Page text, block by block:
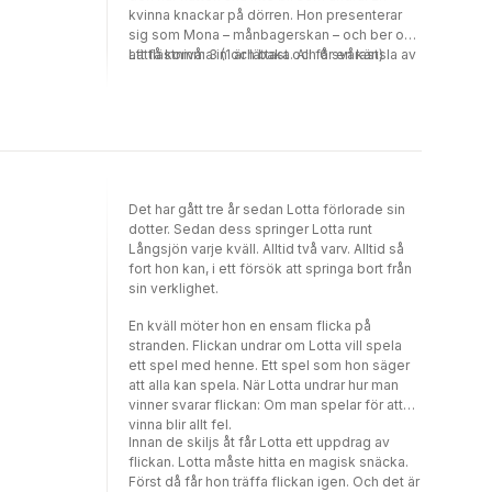
få veta mer om sin syster och hitta flickorna
måste Sara släppa taget om verkligheten och
söka svaren i skuggorna. I Lisa Förares
blomstra i en oförutsägbar mörk förortssaga.
bland annat skrivit bästsäljaren Matmolekyler.
I dag är hon krönikör i ICA Kuriren och Allt om
mat. »Lisa Förare skriver stenhårt, elegant
och blandar diskbänksrealism med
stjärnstoft. Jag älskar det.« Anders Fager
och hela historien skruvad och spännande.«
BTJ
kvinna knackar på dörren. Hon presenterar
sig som Mona – månbagerskan – och ber om
att få komma in och baka. Ali får en känsla av
varsin kaka av Mona. När Ali frågar vad
ingredienserna finns i den som äter. Inte
förrän dagen gryr och Ali äter sin egen kaka
förstår han vad det betyder. Men då är det för
sent att tacka Mona.Lisa Förare är
matskribenten som blev romanförfattare och
Under fullmånen är en vuxensaga för alla
som dras till det övernaturliga. Det är en bok
om dem som bär på en längtan eller sorg så
stark att de ibland inte kan sova.
Lättlästnivå: 3 (1 är lättast och 6 svårast)
Det har gått tre år sedan Lotta förlorade sin
dotter. Sedan dess springer Lotta runt
Långsjön varje kväll. Alltid två varv. Alltid så
fort hon kan, i ett försök att springa bort från
sin verklighet.
En kväll möter hon en ensam flicka på
stranden. Flickan undrar om Lotta vill spela
ett spel med henne. Ett spel som hon säger
att alla kan spela. När Lotta undrar hur man
vinner svarar flickan: Om man spelar för att
vinna blir allt fel.
Innan de skiljs åt får Lotta ett uppdrag av
flickan. Lotta måste hitta en magisk snäcka.
Först då får hon träffa flickan igen. Och det är